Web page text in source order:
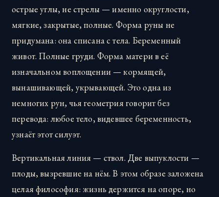
острые углы, не стрелы — именно округлости,
мягкие, закрытые, полные. Форма руны не
придумана: она списана с тела. Беременный
живот. Полные груди. Форма матери в её
изначальном воплощении — кормящей,
вынашивающей, укрывающей. Это одна из
немногих рун, чья геометрия говорит без
перевода: любое тело, видевшее беременность,
узнаёт этот силуэт.
Вертикальная линия — ствол. Две выпуклости —
плоды, вызревшие на нём. В этом образе заложена
целая философия: жизнь держится на опоре, но